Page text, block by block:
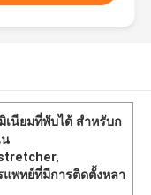
เนียมที่พับได้ สําหรับก
น
,
แพทย์ที่มีการติดตั้งหลา